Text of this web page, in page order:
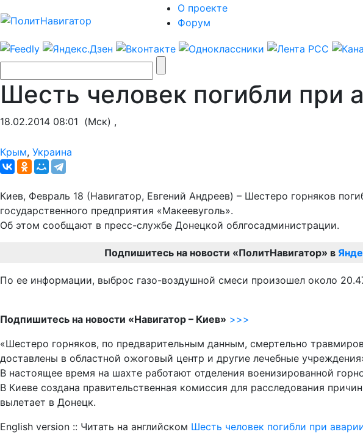
О проекте
Форум
Шесть человек погибли при
18.02.2014 08:01 (Мск) ,
Крым, Украина
Киев, Февраль 18 (Навигатор, Евгений Андреев) – Шестеро горняков
государственного предприятия «Макеевуголь».
Об этом сообщают в пресс-службе Донецкой облгосадминистрации.
Подпишитесь на новости «ПолитНавигатор» в
По ее информации, выброс газо-воздушной смеси произошел около
Подпишитесь на новости «Навигатор – Киев» >>>
«Шестеро горняков, по предварительным данным, смертельно
доставлены в областной ожоговый центр и другие лечебные
В настоящее время на шахте работают отделения военизированной
В Киеве создана правительственная комиссия для расследования
вылетает в Донецк.
English version :: Читать на английском Шесть человек погибли при